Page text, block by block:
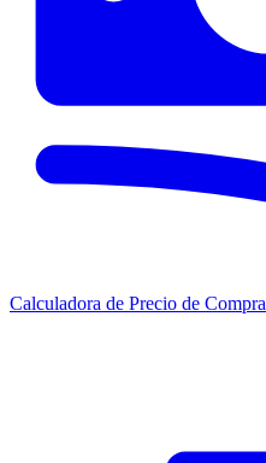
Calculadora de Precio de Compra